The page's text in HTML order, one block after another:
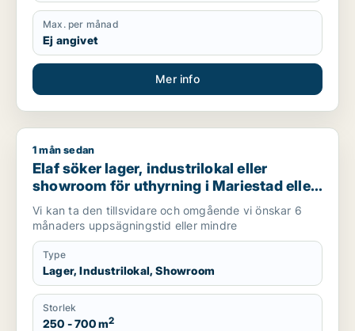
Max. per månad
Ej angivet
Mer info
Elaf söker lager, industrilokal eller showroom för uthyrning i
1 mån sedan
Elaf söker lager, industrilokal eller
showroom för uthyrning i Mariestad eller
Göteborg
Vi kan ta den tillsvidare och omgående vi önskar 6
månaders uppsägningstid eller mindre
Type
Lager, Industrilokal, Showroom
Storlek
250 - 700 m2